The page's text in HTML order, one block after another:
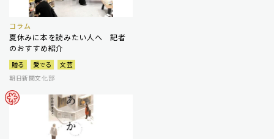
コラム
夏休みに本を読みたい人へ 記者
のおすすめ紹介
贈る 愛でる
文芸
朝日新聞文化部